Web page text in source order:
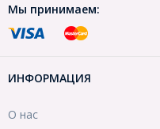
Мы принимаем:
ИНФОРМАЦИЯ
О нас